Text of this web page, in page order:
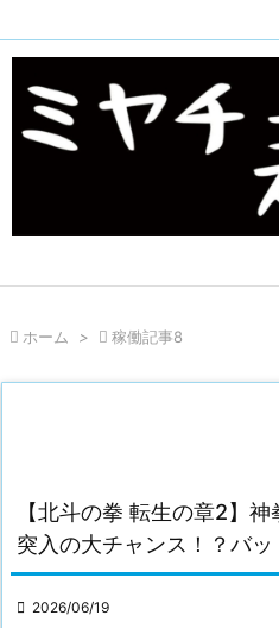
 ホーム >  稼働記事8
【北斗の拳 転生の章2】
突入の大チャンス！？バ
 2026/06/19